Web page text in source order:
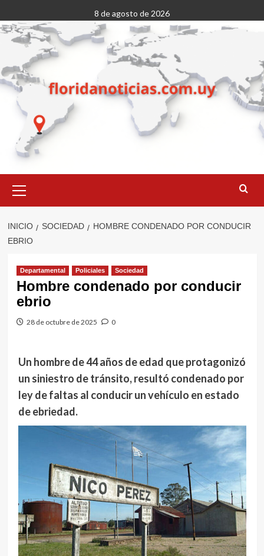
al
contenido
8 de agosto de 2026
primario
INICIO SOCIEDAD
HOMBRE CONDENADO POR CONDUCIR
EBRIO
Departamental Policiales Sociedad
Hombre condenado por conducir
ebrio
28 de octubre de 2025 0
Un hombre de 44 años de edad que protagonizó
un siniestro de tránsito, resultó condenado por
ley de faltas al conducir un vehículo en estado
de ebriedad.